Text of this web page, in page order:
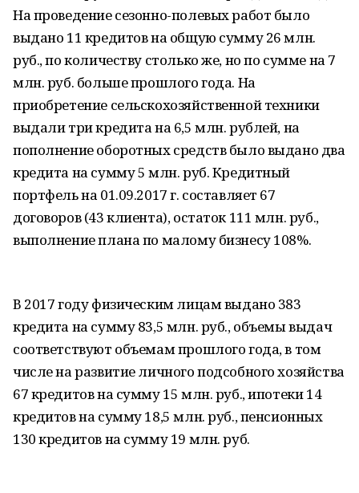
На проведение сезонно-полевых работ было
выдано 11 кредитов на общую сумму 26 млн.
руб., по количеству столько же, но по сумме на 7
млн. руб. больше прошлого года. На
приобретение сельскохозяйственной техники
выдали три кредита на 6,5 млн. рублей, на
пополнение оборотных средств было выдано два
кредита на сумму 5 млн. руб. Кредитный
портфель на 01.09.2017 г. составляет 67
договоров (43 клиента), остаток 111 млн. руб.,
выполнение плана по малому бизнесу 108%.
В 2017 году физическим лицам выдано 383
кредита на сумму 83,5 млн. руб., объемы выдач
соответствуют объемам прошлого года, в том
числе на развитие личного подсобного хозяйства
67 кредитов на сумму 15 млн. руб., ипотеки 14
кредитов на сумму 18,5 млн. руб., пенсионных
130 кредитов на сумму 19 млн. руб.